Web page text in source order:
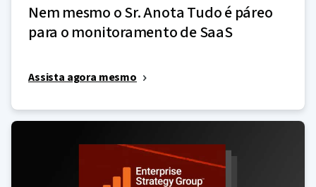
Nem mesmo o Sr. Anota Tudo é páreo
para o monitoramento de SaaS
Assista agora mesmo